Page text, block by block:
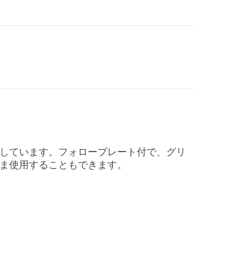
ています。フォロープレート付で、グリ
使用することもできます。